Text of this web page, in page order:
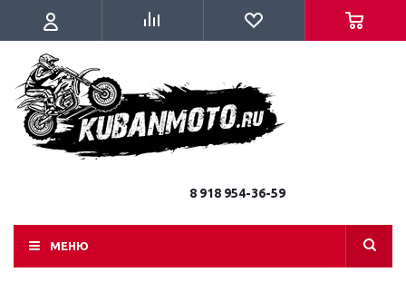
8 918 954-36-59
МЕНЮ